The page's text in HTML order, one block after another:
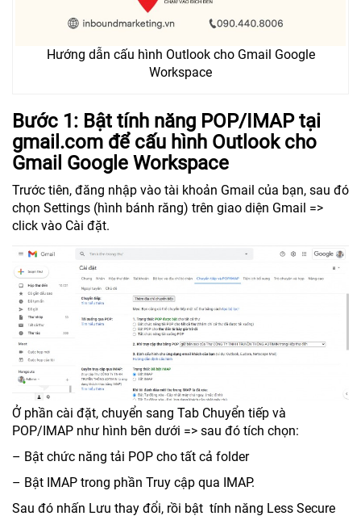
Hướng dẫn cấu hình Outlook cho Gmail Google
Workspace
Bước 1: Bật tính năng POP/IMAP tại
gmail.com để cấu hình Outlook cho
Gmail Google Workspace
Trước tiên, đăng nhập vào tài khoản Gmail của bạn, sau đó
chọn Settings (hình bánh răng) trên giao diện Gmail =>
click vào Cài đặt.
Ở phần cài đặt, chuyển sang Tab Chuyển tiếp và
POP/IMAP như hình bên dưới => sau đó tích chọn:
– Bật chức năng tải POP cho tất cả folder
– Bật IMAP trong phần Truy cập qua IMAP.
Sau đó nhấn Lưu thay đổi, rồi bật tính năng Less Secure